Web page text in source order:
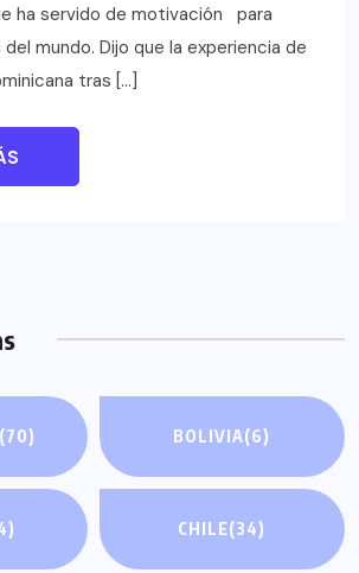
ha servido de motivación para
mundo. Dijo que la experiencia de
tras […]
(70) BOLIVIA(6)
CHILE(34)